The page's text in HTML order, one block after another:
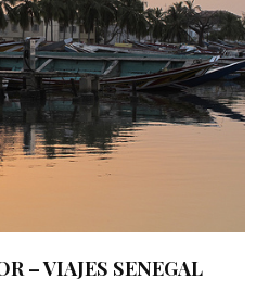
– VIAJES SENEGAL